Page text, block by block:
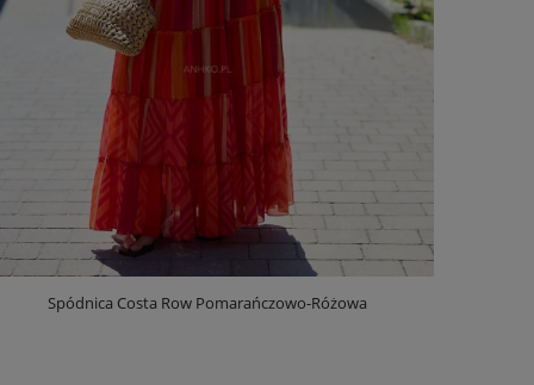
Spódnica Costa Row Pomarańczowo-Różowa